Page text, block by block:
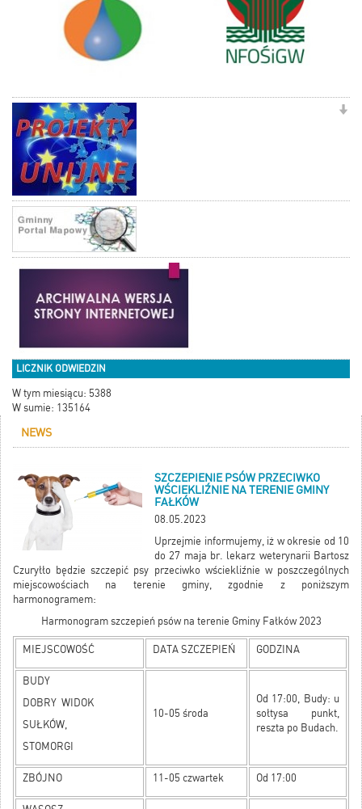
LICZNIK ODWIEDZIN
W tym miesiącu: 5388
W sumie: 135164
NEWS
SZCZEPIENIE PSÓW PRZECIWKO
WŚCIEKLIŹNIE NA TERENIE GMINY
FAŁKÓW
08.05.2023
Uprzejmie informujemy, iż w okresie od 10
do 27 maja br. lekarz weterynarii Bartosz
Czuryłło będzie szczepić psy przeciwko wściekliźnie w poszczególnych
miejscowościach na terenie gminy, zgodnie z poniższym
harmonogramem:
Harmonogram szczepień psów na terenie Gminy Fałków 2023
MIEJSCOWOŚĆ DATA SZCZEPIEŃ GODZINA
BUDY
DOBRY WIDOK
SUŁKÓW,
STOMORGI
10-05 środa
Od 17:00, Budy: u
sołtysa punkt,
reszta po Budach.
ZBÓJNO 11-05 czwartek Od 17:00